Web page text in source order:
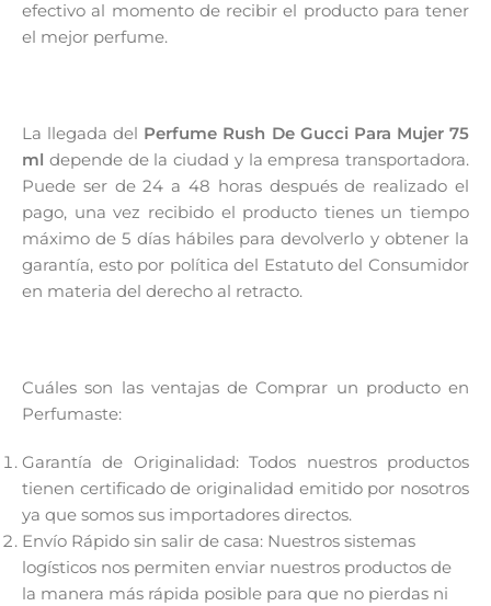
efectivo al momento de recibir el producto para tener
el mejor perfume.
La llegada del Perfume Rush De Gucci Para Mujer 75
ml depende de la ciudad y la empresa transportadora.
Puede ser de 24 a 48 horas después de realizado el
pago, una vez recibido el producto tienes un tiempo
máximo de 5 días hábiles para devolverlo y obtener la
garantía, esto por política del Estatuto del Consumidor
en materia del derecho al retracto.
Cuáles son las ventajas de Comprar un producto en
Perfumaste:
Garantía de Originalidad: Todos nuestros productos
tienen certificado de originalidad emitido por nosotros
ya que somos sus importadores directos.
Envío Rápido sin salir de casa: Nuestros sistemas
logísticos nos permiten enviar nuestros productos de
la manera más rápida posible para que no pierdas ni